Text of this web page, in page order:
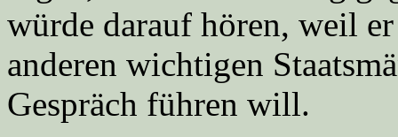
würde darauf hören, weil
anderen wichtigen
Gespräch führen will.